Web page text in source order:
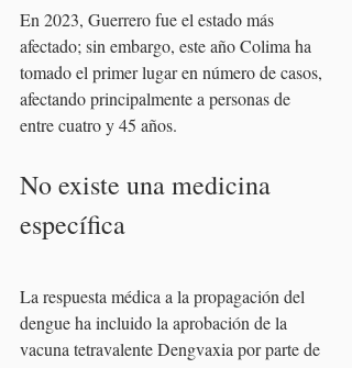
En 2023, Guerrero fue el estado más
afectado; sin embargo, este año Colima ha
tomado el primer lugar en número de casos,
afectando principalmente a personas de
entre cuatro y 45 años.
No existe una medicina
específica
La respuesta médica a la propagación del
dengue ha incluido la aprobación de la
vacuna tetravalente Dengvaxia por parte de